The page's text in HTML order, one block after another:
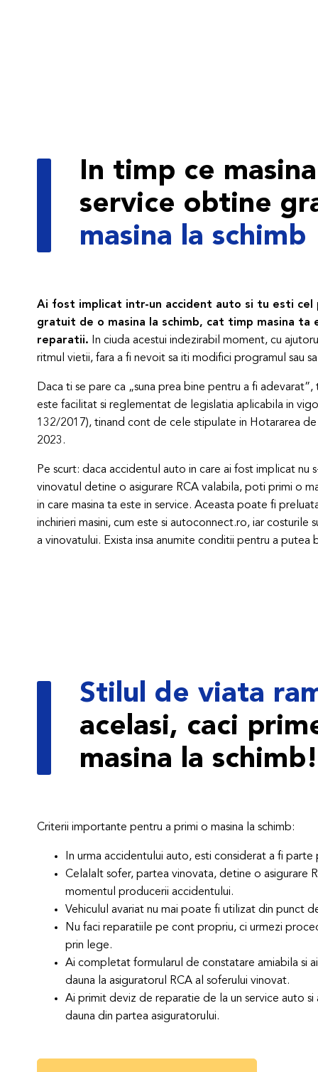
In timp ce
service obtine
masina la schimb
Ai fost implicat intr-un accident auto si tu esti cel
gratuit de o masina la schimb, cat timp masina ta
reparatii. In ciuda acestui indezirabil moment, cu
ritmul vietii, fara a fi nevoit sa iti modifici programul sau
Daca ti se pare ca „suna prea bine pentru a fi adevarat”,
este facilitat si reglementat de legislatia aplicabila in
132/2017), tinand cont de cele stipulate in Hotararea de
2023.
Pe scurt: daca accidentul auto in care ai fost implicat nu
vinovatul detine o asigurare RCA valabila, poti primi o
in care masina ta este in service. Aceasta poate fi
inchirieri masini, cum este si autoconnect.ro, iar costurile
a vinovatului. Exista insa anumite conditii pentru a putea
Stilul de viata
acelasi, caci
masina la schimb!
Criterii importante pentru a primi o masina la schimb:
In urma accidentului auto, esti considerat a fi parte
Celalalt sofer, partea vinovata, detine o asigurare
momentul producerii accidentului.
Vehiculul avariat nu mai poate fi utilizat din punct
Nu faci reparatiile pe cont propriu, ci urmezi
prin lege.
Ai completat formularul de constatare amiabila si
dauna la asiguratorul RCA al soferului vinovat.
Ai primit deviz de reparatie de la un service auto
dauna din partea asiguratorului.